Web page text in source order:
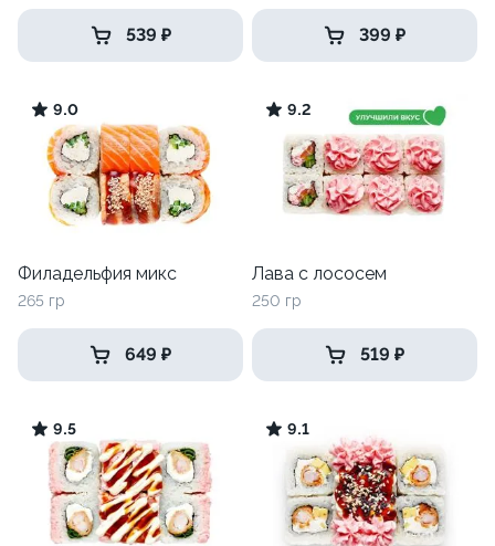
539 ₽ 399 ₽
9.0
Филадельфия микс
265 гр
649 ₽
9.2
Лава с лососем
250 гр
519 ₽
9.5 9.1